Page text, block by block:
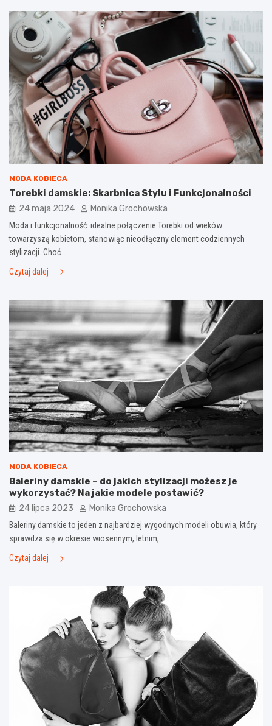
MODA KOBIECA
Torebki damskie: Skarbnica Stylu i Funkcjonalności
24 maja 2024 Monika Grochowska
Moda i funkcjonalność: idealne połączenie Torebki od wieków
towarzyszą kobietom, stanowiąc nieodłączny element codziennych
stylizacji. Choć…
Czytaj dalej
MODA KOBIECA
Baleriny damskie – do jakich stylizacji możesz je
wykorzystać? Na jakie modele postawić?
24 lipca 2023 Monika Grochowska
Baleriny damskie to jeden z najbardziej wygodnych modeli obuwia, który
sprawdza się w okresie wiosennym, letnim,…
Czytaj dalej